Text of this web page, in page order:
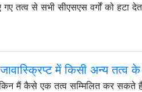
तत्व से सभी सीएसएस वर्गों को हटा
में किसी अन्य तत्व
मैं कैसे एक तत्व सम्मिलित कर